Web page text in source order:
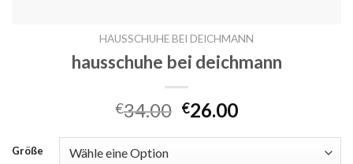
HAUSSCHUHE BEI DEICHMANN
hausschuhe bei deichmann
€34.00 €26.00
Größe